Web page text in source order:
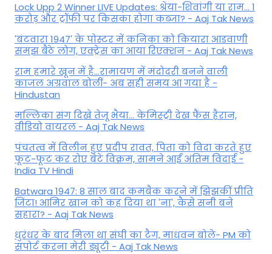
Lock Upp 2 Winner LIVE Updates: श्रेया-शिवांगी या राम... 1
करोड़ और ट्रॉफी पर किसका होगा कब्जा? - Aaj Tak News
'बंटवारा 1947' के पोस्टर में कनिका को कियारा आडवाणी
समझ बैठे लोग, एक्ट्रेस का आया रिएक्शन - Aaj Tak News
राम हमारे खून में है…रामायण में मंदोदरी बनने वाली
काजल अग्रवाल बोलीं- अब सही समय आ गया है -
Hindustan
मल्लिका संग दिखे तेजू भैया... केमिस्ट्री देख फैंस हैरान,
वीडियो वायरल - Aaj Tak News
पंचतत्व में विलीन हुए प्रदीप रावत, पिता को विदा करते हुए
फूट-फूट कर रोए बेटे विक्रम, सामने आईं अंतिम विदाई -
India TV Hindi
Batwara 1947: 8 साल बाद कमबैक करने में झिझकीं प्रीति
जिंटा! आमिर खान को कह दिया था 'ना', कैसे सनी बने
सहारा? - Aaj Tak News
धुरंधर के बाद मिला था संघी का टैग, माधवन बोले- PM को
सपोर्ट करना मेरी ड्यूटी - Aaj Tak News